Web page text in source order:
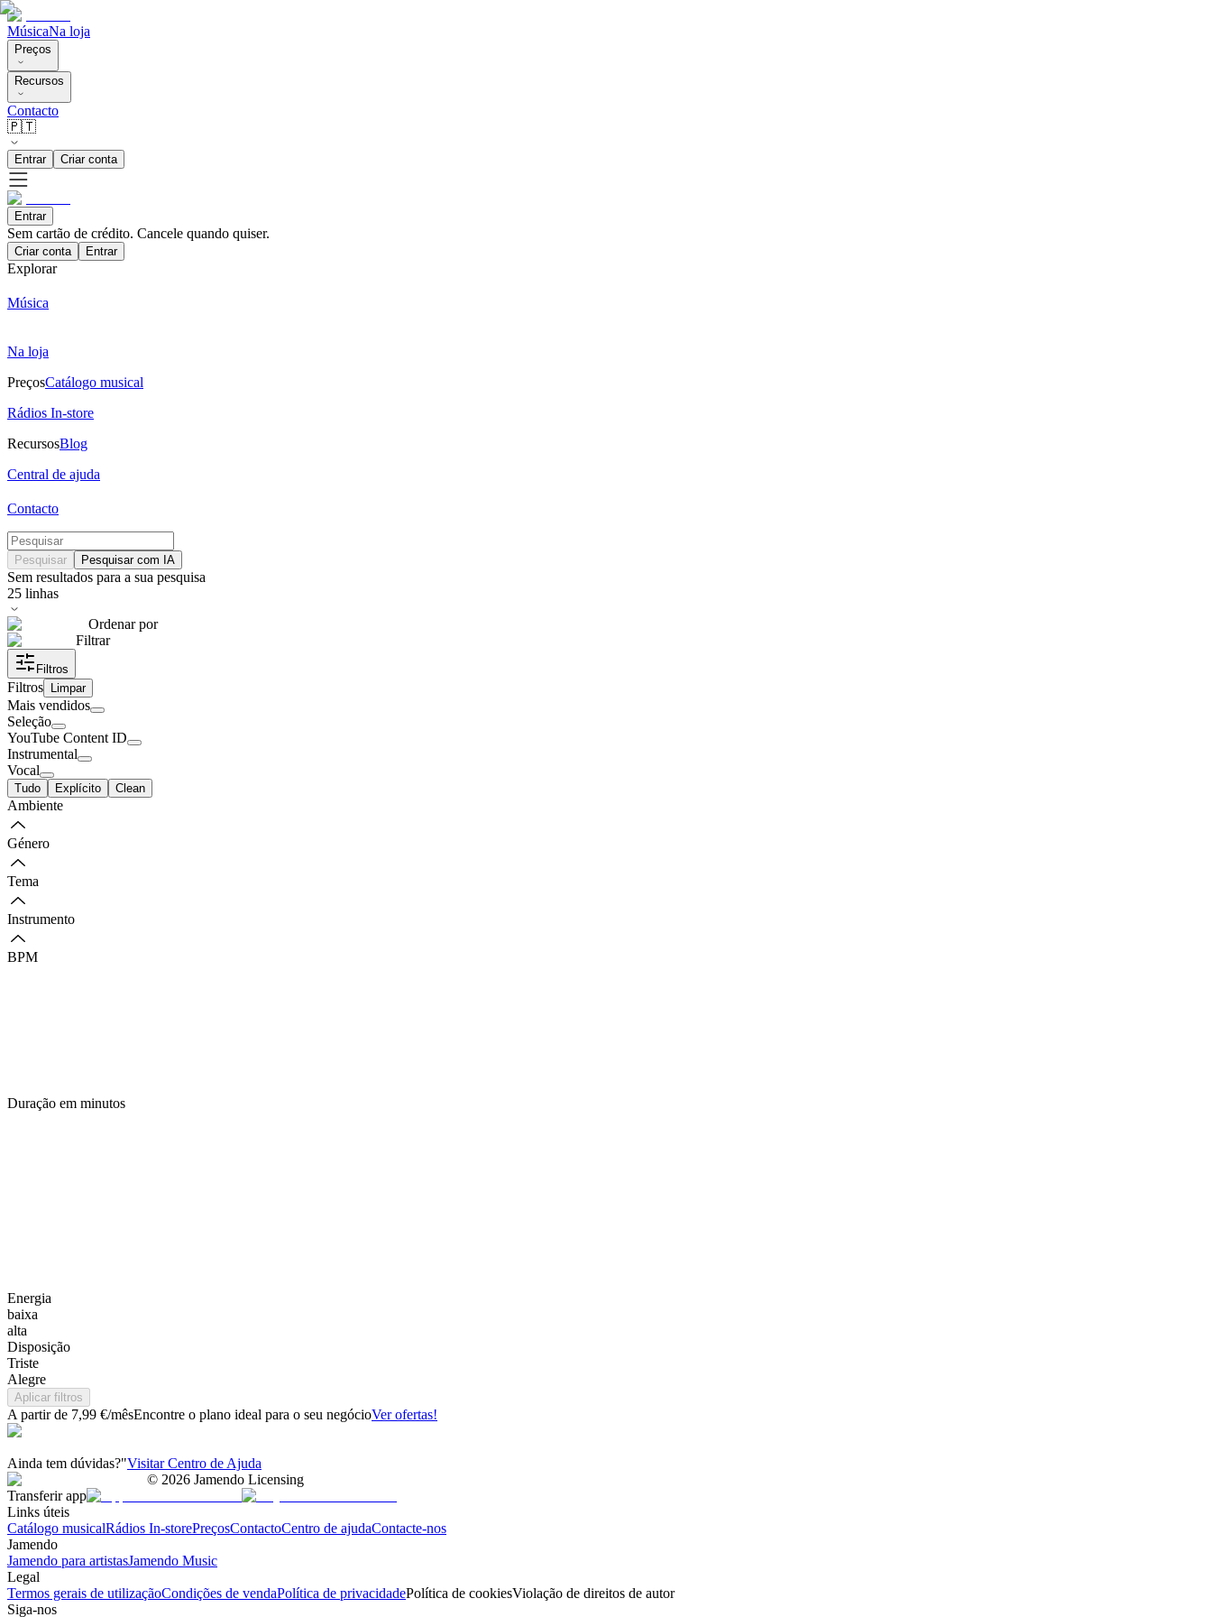
MúsicaNa loja
Preços
Recursos
Contacto
🇵🇹
Entrar Criar conta
Entrar
Sem cartão de crédito. Cancele quando quiser.
Criar conta Entrar
Explorar
Música
Na loja
PreçosCatálogo musical
Rádios In-store
RecursosBlog
Central de ajuda
Contacto
Pesquisar Pesquisar com IA
Sem resultados para a sua pesquisa
25 linhas
Ordenar por
Filtrar
Filtros
Filtros Limpar
Mais vendidos
Seleção
YouTube Content ID
Instrumental
Vocal
Tudo Explícito Clean
Ambiente
Género
Tema
Instrumento
BPM
Duração em minutos
Energia
baixa
alta
Disposição
Triste
Alegre
Aplicar filtros
A partir de 7,99 €/mêsEncontre o plano ideal para o seu negócioVer ofertas!
Ainda tem dúvidas?"Visitar Centro de Ajuda
© 2026 Jamendo Licensing
Transferir app
Links úteis
Catálogo musicalRádios In-storePreçosContactoCentro de ajudaContacte-nos
Jamendo
Jamendo para artistasJamendo Music
Legal
Termos gerais de utilizaçãoCondições de vendaPolítica de privacidadePolítica de cookiesViolação de direitos de autor
Siga-nos